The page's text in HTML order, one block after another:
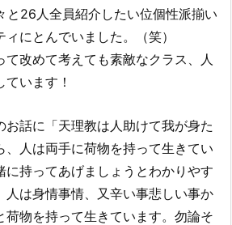
と26人全員紹介したい位個性派揃い
にとんでいました。（笑）
改めて考えても素敵なクラス、人
います！
話に「天理教は人助けて我が身た
、人は両手に荷物を持って生きてい
に持ってあげましょうとわかりやす
人は身情事情、又辛い事悲しい事か
荷物を持って生きています。勿論そ